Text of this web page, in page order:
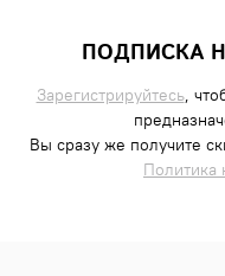
ПОДПИСКА
Зарегистрируйтесь,
Вы сразу же получите
Политика